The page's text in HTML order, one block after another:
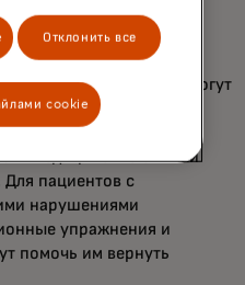
производство и
и архитекторы могут
и тестировать
хирурги могут носить
медицинские снимки
пациентов с
нарушениями
упражнения и
помочь им вернуть
Отклонить все
cookie